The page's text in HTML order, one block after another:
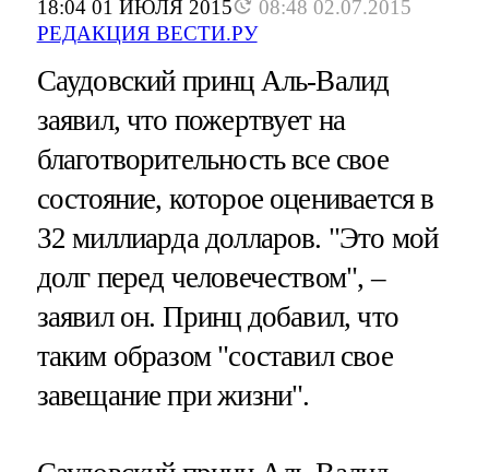
18:04 01 ИЮЛЯ 2015
08:48 02.07.2015
РЕДАКЦИЯ ВЕСТИ.РУ
Саудовский принц Аль-Валид
заявил, что пожертвует на
благотворительность все свое
состояние, которое оценивается в
32 миллиарда долларов. "Это мой
долг перед человечеством", –
заявил он. Принц добавил, что
таким образом "составил свое
завещание при жизни".